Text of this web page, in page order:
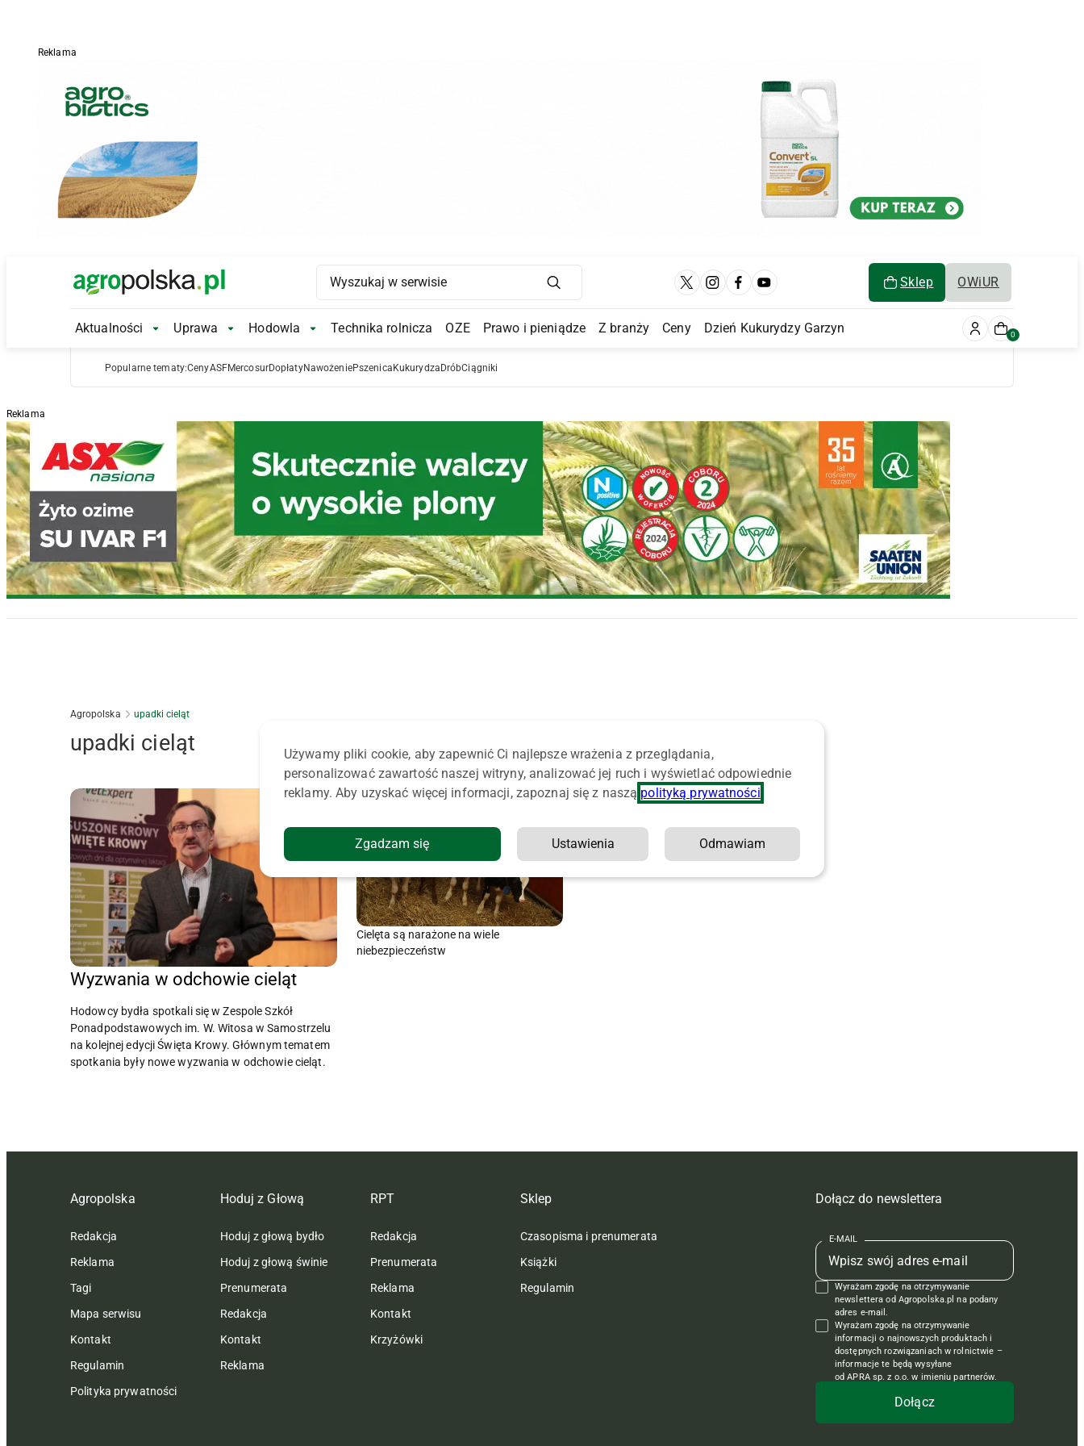
Reklama
Main Logo Sklep OWiUR
Main Navigation
Aktualności Aktualności Submenu
Uprawa Uprawa Submenu
Hodowla Hodowla Submenu
Technika rolnicza OZE Prawo i pieniądze Z branży Ceny Dzień Kukurydzy Garzyn 0
Popularne tematy:CenyASFMercosurDopłatyNawożeniePszenica Kukurydza DróbCiągniki
Reklama
Agropolska upadki cieląt
upadki cieląt
Wyzwania w odchowie cieląt
Hodowcy bydła spotkali się w Zespole Szkół
Ponadpodstawowych im. W. Witosa w Samostrzelu
na kolejnej edycji Święta Krowy. Głównym tematem
spotkania były nowe wyzwania w odchowie cieląt.
Cielęta są narażone na wiele
niebezpieczeństw
Agropolska
Redakcja
Reklama
Tagi
Mapa serwisu
Kontakt
Regulamin
Polityka prywatności
Hoduj z Głową
Hoduj z głową bydło
Hoduj z głową świnie
Prenumerata
Redakcja
Kontakt
Reklama
RPT
Redakcja
Prenumerata
Reklama
Kontakt
Krzyżówki
Sklep
Czasopisma i prenumerata
Książki
Regulamin
Dołącz do newslettera
E-MAIL
Wyrażam zgodę na otrzymywanie
newslettera od Agropolska.pl na podany
adres e-mail.
Wyrażam zgodę na otrzymywanie
informacji o najnowszych produktach i
dostępnych rozwiązaniach w rolnictwie –
informacje te będą wysyłane
od APRA sp. z o.o. w imieniu partnerów.
Używamy pliki cookie, aby zapewnić Ci najlepsze wrażenia z przeglądania,
personalizować zawartość naszej witryny, analizować jej ruch i wyświetlać odpowiednie
reklamy. Aby uzyskać więcej informacji, zapoznaj się z naszą polityką prywatności
Zgadzam się Ustawienia Odmawiam